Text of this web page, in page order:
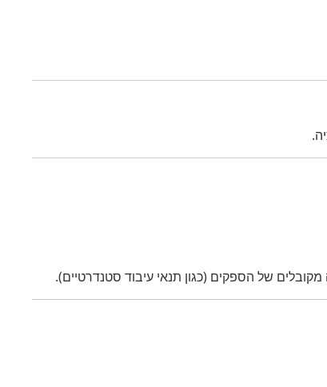
של הספקים (כגון תנאי עיבוד סטנדרטיים).